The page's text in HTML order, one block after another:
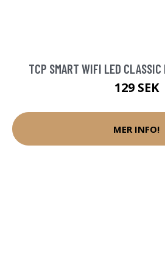
TCP SMART WIFI LED
129 SEK
MER INFO!